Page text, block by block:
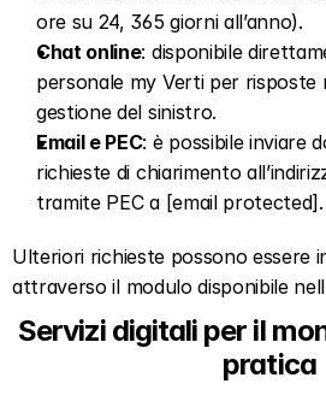
ore su 24, 365 giorni all’anno).
Chat online: disponibile
personale my Verti per risposte
gestione del sinistro.
Email e PEC: è possibile inviare
richieste di chiarimento
tramite PEC a [email protected].
Ulteriori richieste possono essere
attraverso il modulo disponibile
Servizi digitali per il
pratica